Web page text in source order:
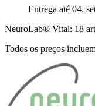
Entrega até 04.
NeuroLab® Vital: 18
Todos os preços